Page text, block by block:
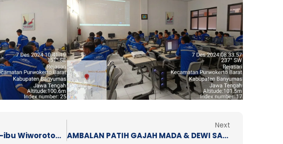
BAKSOS IIWP (Ikatan Ibu-ibu Wiworotomo Purwokerto) 2024
Next
AMBALAN PATIH GAJAH MADA & DEWI SARTIKA KEMBALI MENOREHKAN PRESTASI